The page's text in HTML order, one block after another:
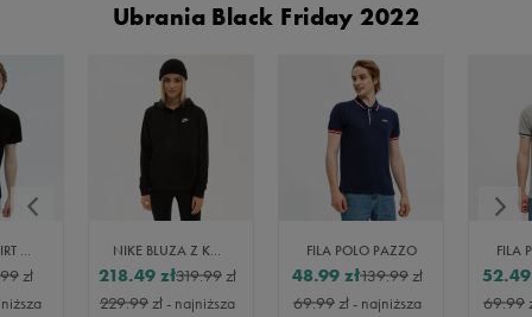
Ubrania Black Friday 2022
UMBRO T-SHIRT UMBRO MARLON
zł
NIKE BLUZA Z KAPTUREM W NSW CLUB FLC PO HDY STD
319.99zł
218.49 zł
229.99zł- najniższa
FILA POLO PAZZO
139.99zł
48.99 zł
69.99zł- najniższa
FILA
52.49
69.99